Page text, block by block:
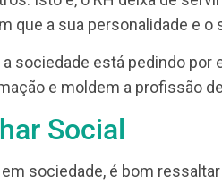
a moldar a profissão
vale destacar que nós
não permite. Aliás,
visando somente a
um ambiente de
não na confiança.